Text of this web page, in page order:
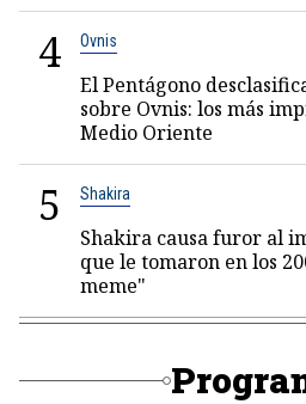
4 Ovnis
El Pentágono
sobre Ovnis: los más
Medio Oriente
5 Shakira
Shakira causa furor al
que le tomaron en los
meme"